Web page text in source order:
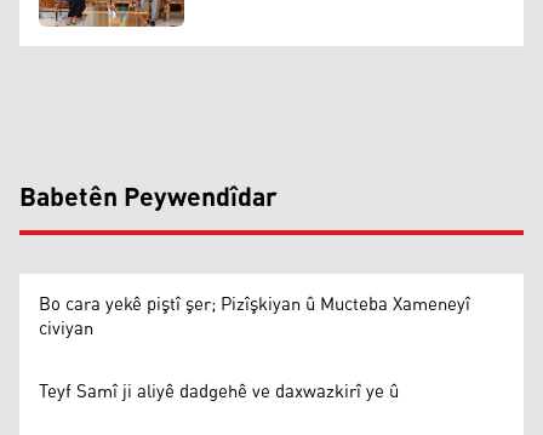
Babetên Peywendîdar
Bo cara yekê piştî şer; Pizîşkiyan û Mucteba Xameneyî
civiyan
Teyf Samî ji aliyê dadgehê ve daxwazkirî ye û